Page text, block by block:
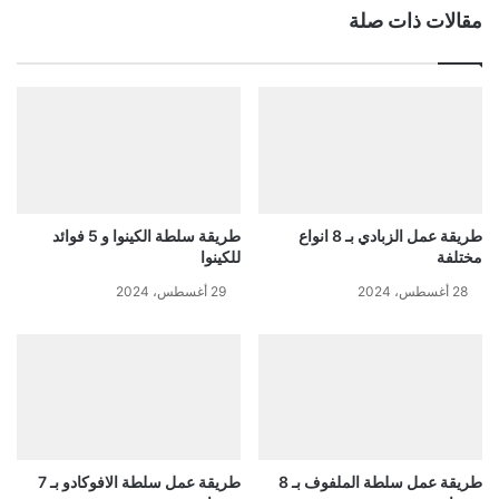
مقالات ذات صلة
طريقة عمل الزبادي بـ 8 انواع
مختلفة
28 أغسطس، 2024
طريقة سلطة الكينوا و 5 فوائد
للكينوا
29 أغسطس، 2024
طريقة عمل سلطة الملفوف بـ 8
طريقة عمل سلطة الافوكادو بـ 7